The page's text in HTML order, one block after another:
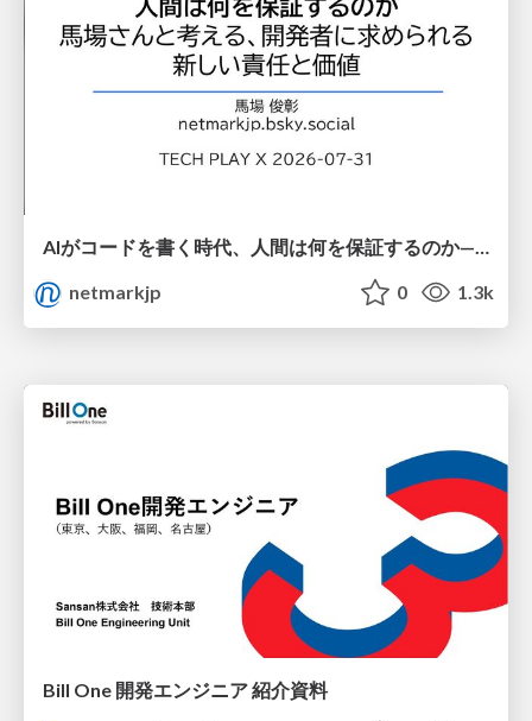
AIがコードを書く時代、人間は何を保証するのか———馬場さんと考える、開発者に求められる新しい責任と価値 - TECH PLAY
netmarkjp
0 1.3k
Bill One 開発エンジニア 紹介資料